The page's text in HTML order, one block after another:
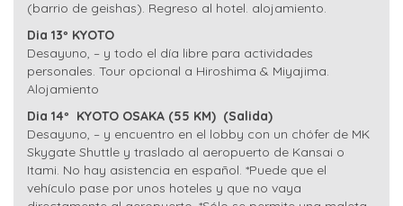
(barrio de geishas). Regreso al hotel. alojamiento.
Dia 13º KYOTO
Desayuno, – y todo el día libre para actividades
personales. Tour opcional a Hiroshima & Miyajima.
Alojamiento
Dia 14º KYOTO OSAKA (55 KM) (Salida)
Desayuno, – y encuentro en el lobby con un chófer de MK
Skygate Shuttle y traslado al aeropuerto de Kansai o
Itami. No hay asistencia en español. *Puede que el
vehículo pase por unos hoteles y que no vaya